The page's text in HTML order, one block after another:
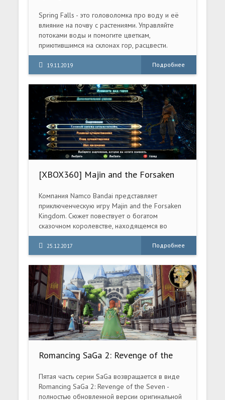
Spring Falls - это головоломка про воду и её
влияние на почву с растениями. Управляйте
потоками воды и помогите цветкам,
приютившимся на склонах гор, расцвести.
19.11.2019 Подробнее
[XBOX360] Majin and the Forsaken
Kingdom[FREEBOOT / RUSSOUND]
Компания Namco Bandai представляет
приключенческую игру Majin and the Forsaken
Kingdom. Сюжет повествует о богатом
сказочном королевстве, находящемся во
власти тёмных сил. Множество обитателей
земель пытались изгнать зло, но все они
никогда не возвращались назад.
25.12.2017 Подробнее
Romancing SaGa 2: Revenge of the
эмулятора Switch)
Пятая часть серии SaGa возвращается в виде
Romancing SaGa 2: Revenge of the Seven -
полностью обновленной версии оригинальной